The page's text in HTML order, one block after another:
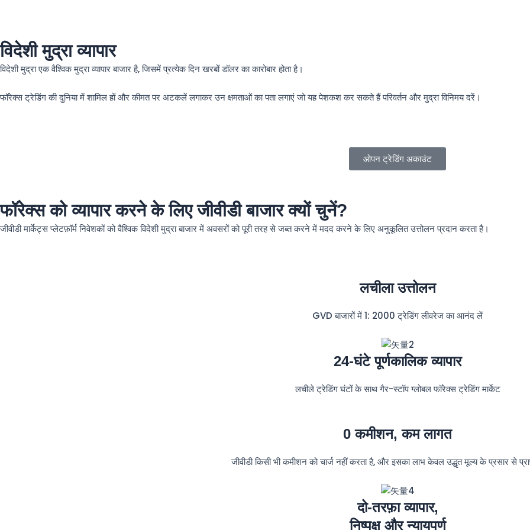
विदेशी मुद्रा व्यापार
विदेशी मुद्रा एक वैश्विक मुद्रा व्यापार बाजार है, जिसमें प्रत्येक दिन खरबों डॉलर का कारोबार होता है।
फॉरेक्स ट्रेडिंग की दुनिया में शामिल हों और कीमत पर अटकलें लगाकर उन क्षमताओं का पता लगाएं जो यह पेशकश कर सकते हैं परिवर्तन और मुद्रा विनिमय दरें।
ओपन ट्रेडिंग अकाउंट
फॉरेक्स को व्यापार करने के लिए जीवीडी बाजार क्यों चुनें?
जीवीडी मार्केट्स प्लेटफ़ॉर्म निवेशकों को वैश्विक विदेशी मुद्रा बाजार में अवसरों को पूरी तरह से जब्त करने में मदद करने के लिए अनुकूलित उत्तोलन प्रदान करता है।
लचीला उत्तोलन
GVD बाजारों में 1: 2000 ट्रेडिंग लीवरेज का आनंद लें
24-घंटे पूर्णकालिक व्यापार
लचीले ट्रेडिंग घंटों के साथ गैर-स्टॉप ग्लोबल फॉरेक्स ट्रेडिंग मार्केट
0 कमीशन, कम लागत
जीवीडी किसी भी कमीशन को चार्ज नहीं करता है, और इसका लाभ केवल उद्धृत मूल्य के प्रसार से
दो-तरफ़ा व्यापार,
निष्पक्ष और न्यायपूर्ण